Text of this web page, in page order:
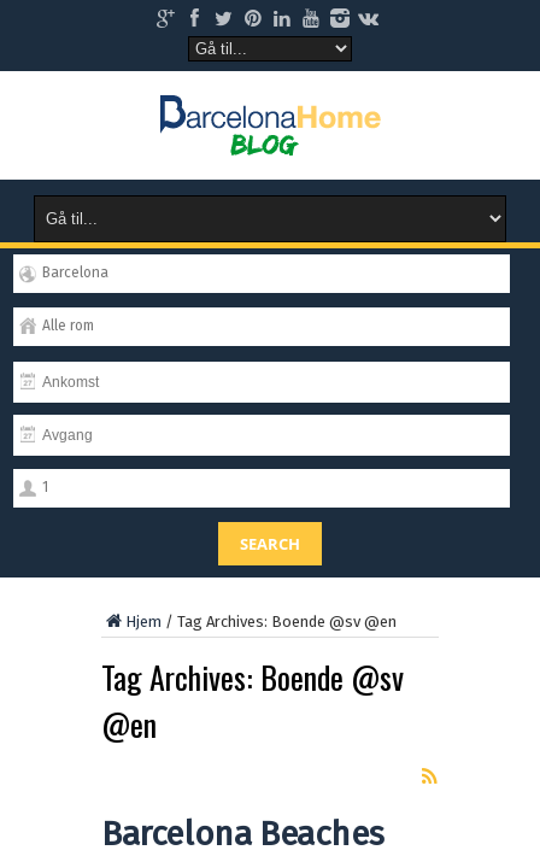
Barcelona
Alle rom
1
SEARCH
Hjem / Tag Archives: Boende @sv @en
Tag Archives: Boende @sv
@en
Barcelona Beaches